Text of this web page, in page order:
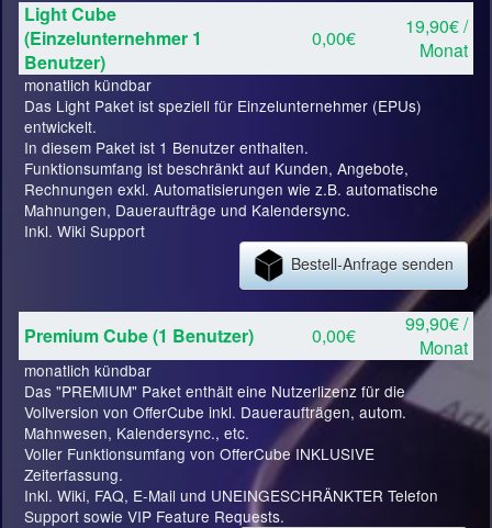
Light Cube
(Einzelunternehmer 1
Benutzer)
0,00€
19,90€ /
Monat
monatlich kündbar
Das Light Paket ist speziell für Einzelunternehmer (EPUs)
entwickelt.
In diesem Paket ist 1 Benutzer enthalten.
Funktionsumfang ist beschränkt auf Kunden, Angebote,
Rechnungen exkl. Automatisierungen wie z.B. automatische
Mahnungen, Daueraufträge und Kalendersync.
Inkl. Wiki Support
Bestell-Anfrage senden
Premium Cube (1 Benutzer) 0,00€
99,90€ /
Monat
monatlich kündbar
Das "PREMIUM" Paket enthält eine Nutzerlizenz für die
Vollversion von OfferCube inkl. Daueraufträgen, autom.
Mahnwesen, Kalendersync., etc.
Voller Funktionsumfang von OfferCube INKLUSIVE
Zeiterfassung.
Inkl. Wiki, FAQ, E-Mail und UNEINGESCHRÄNKTER Telefon
Support sowie VIP Feature Requests.